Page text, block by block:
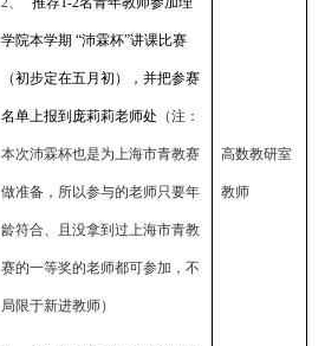
学院本学期 “沛霖杯”讲课比赛
（初步定在五月初），并把参赛
名单上报到庞莉莉老师处 （注：
本次沛霖杯也是为上海市青教赛
做准备，所以参与的老师只要年
龄符合、且没拿到过上海市青教
赛的一等奖的老师都可参加，不
局限于新进教师）
高数教研室
教师